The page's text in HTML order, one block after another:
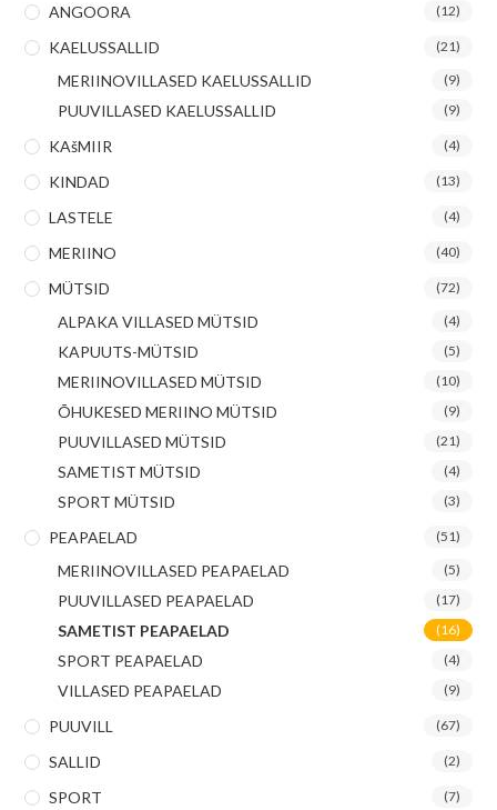
ANGOORA (12)
KAELUSSALLID (21)
MERIINOVILLASED KAELUSSALLID (9)
PUUVILLASED KAELUSSALLID (9)
KAšMIIR (4)
KINDAD (13)
LASTELE (4)
MERIINO (40)
MÜTSID (72)
ALPAKA VILLASED MÜTSID (4)
KAPUUTS-MÜTSID (5)
MERIINOVILLASED MÜTSID (10)
ÕHUKESED MERIINO MÜTSID (9)
PUUVILLASED MÜTSID (21)
SAMETIST MÜTSID (4)
SPORT MÜTSID (3)
PEAPAELAD (51)
MERIINOVILLASED PEAPAELAD (5)
PUUVILLASED PEAPAELAD (17)
SAMETIST PEAPAELAD (16)
SPORT PEAPAELAD (4)
VILLASED PEAPAELAD (9)
PUUVILL (67)
SALLID (2)
SPORT (7)